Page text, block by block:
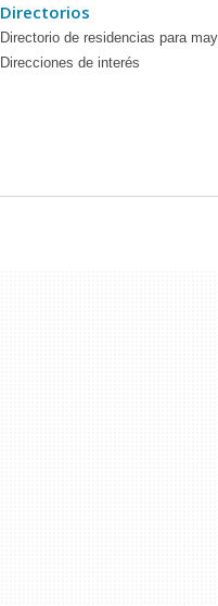
Directorios
Directorio de residencias para
Direcciones de interés